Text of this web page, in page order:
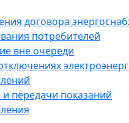
договора
потребителей
вне очереди
передачи показаний